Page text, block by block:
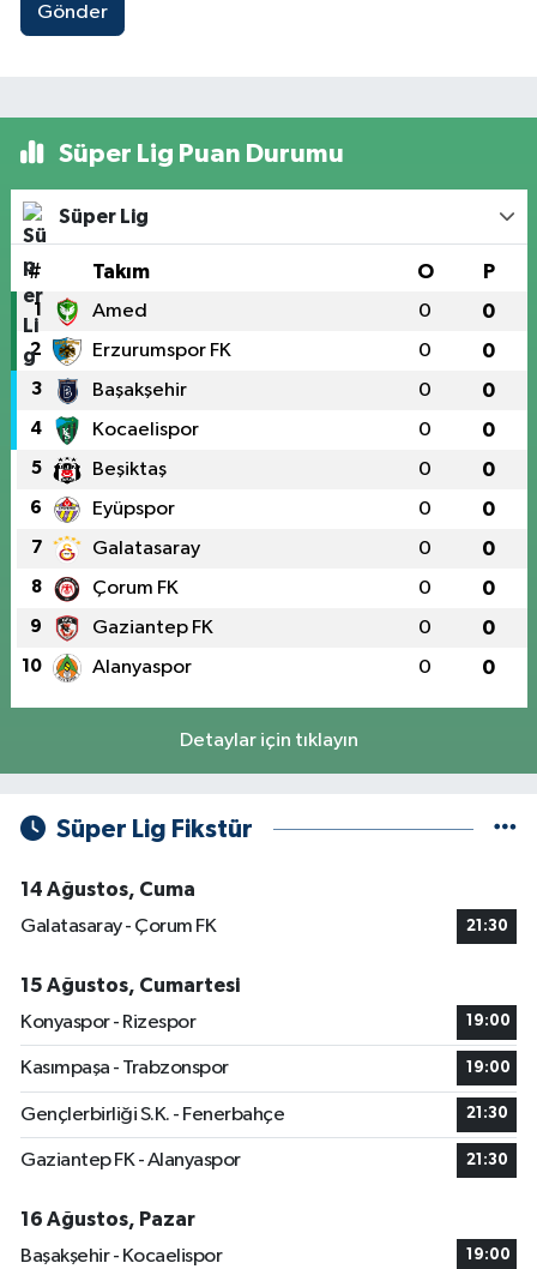
Gönder
Süper Lig Puan Durumu
Süper Lig
# Takım O P
1 Amed 0 0
2 Erzurumspor FK 0 0
3 Başakşehir 0 0
4 Kocaelispor 0 0
5 Beşiktaş 0 0
6 Eyüpspor 0 0
7 Galatasaray 0 0
8 Çorum FK 0 0
9 Gaziantep FK 0 0
10 Alanyaspor 0 0
Detaylar için tıklayın
Süper Lig Fikstür
14 Ağustos, Cuma
Galatasaray - Çorum FK
21:30
15 Ağustos, Cumartesi
Konyaspor - Rizespor
19:00
Kasımpaşa - Trabzonspor 19:00
Gençlerbirliği S.K. - Fenerbahçe 21:30
Gaziantep FK - Alanyaspor 21:30
16 Ağustos, Pazar
Başakşehir - Kocaelispor
19:00